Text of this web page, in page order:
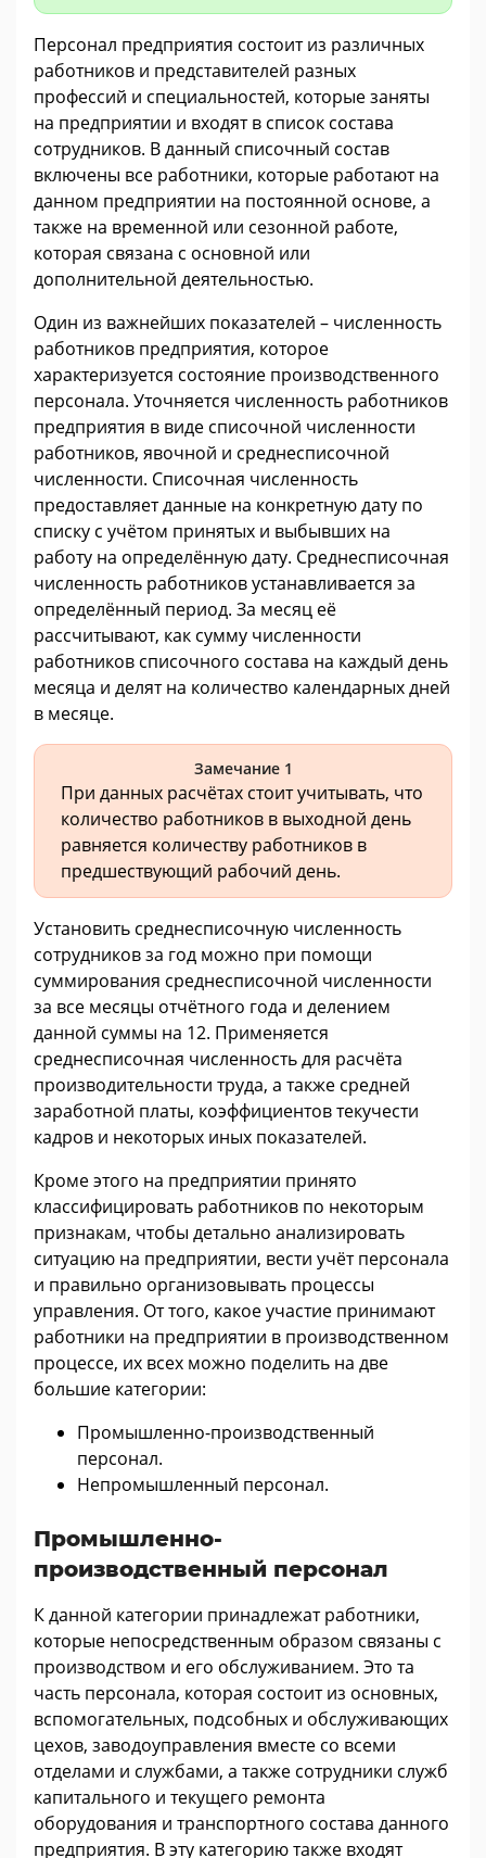
Персонал предприятия состоит из различных
работников и представителей разных
профессий и специальностей, которые заняты
на предприятии и входят в список состава
сотрудников. В данный списочный состав
включены все работники, которые работают на
данном предприятии на постоянной основе, а
также на временной или сезонной работе,
которая связана с основной или
дополнительной деятельностью.
Один из важнейших показателей – численность
работников предприятия, которое
характеризуется состояние производственного
персонала. Уточняется численность работников
предприятия в виде списочной численности
работников, явочной и среднесписочной
численности. Списочная численность
предоставляет данные на конкретную дату по
списку с учётом принятых и выбывших на
работу на определённую дату. Среднесписочная
численность работников устанавливается за
определённый период. За месяц её
рассчитывают, как сумму численности
работников списочного состава на каждый день
месяца и делят на количество календарных дней
в месяце.
Замечание 1
При данных расчётах стоит учитывать, что
количество работников в выходной день
равняется количеству работников в
предшествующий рабочий день.
Установить среднесписочную численность
сотрудников за год можно при помощи
суммирования среднесписочной численности
за все месяцы отчётного года и делением
данной суммы на 12. Применяется
среднесписочная численность для расчёта
производительности труда, а также средней
заработной платы, коэффициентов текучести
кадров и некоторых иных показателей.
Кроме этого на предприятии принято
классифицировать работников по некоторым
признакам, чтобы детально анализировать
ситуацию на предприятии, вести учёт персонала
и правильно организовывать процессы
управления. От того, какое участие принимают
работники на предприятии в производственном
процессе, их всех можно поделить на две
большие категории:
Промышленно-производственный
персонал.
Непромышленный персонал.
Промышленно-
производственный персонал
К данной категории принадлежат работники,
которые непосредственным образом связаны с
производством и его обслуживанием. Это та
часть персонала, которая состоит из основных,
вспомогательных, подсобных и обслуживающих
цехов, заводоуправления вместе со всеми
отделами и службами, а также сотрудники служб
капитального и текущего ремонта
оборудования и транспортного состава данного
предприятия. В эту категорию также входят